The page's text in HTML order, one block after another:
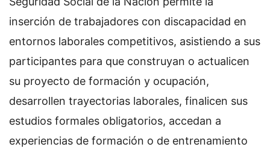
inserción de trabajadores con discapacidad en
entornos laborales competitivos, asistiendo a sus
participantes para que construyan o actualicen
su proyecto de formación y ocupación,
desarrollen trayectorias laborales, finalicen sus
estudios formales obligatorios, accedan a
experiencias de formación o de entrenamiento